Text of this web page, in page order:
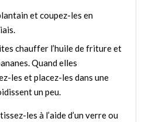
et coupez-les en
chauffer l’huile de friture et
Quand elles
les et placez-les dans une
un peu.
les à l’aide d’un verre ou